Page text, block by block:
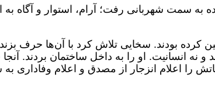
به سمت شهربانی رفت؛ آرام، استوار و آگاه به
کرده بودند. سخایی تلاش کرد با آن‌ها حرف
و نه انسانیت. او را به داخل ساختمان بردند.
را اعلام انزجار از مصدق و اعلام وفاداری